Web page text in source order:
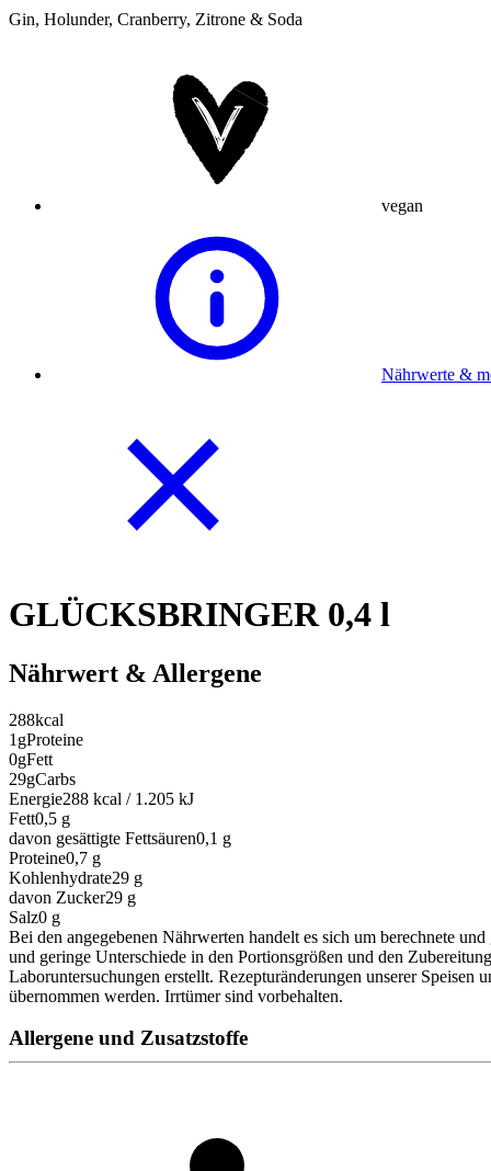
Gin, Holunder, Cranberry, Zitrone & Soda
vegan
Nährwerte &
GLÜCKSBRINGER 0,4 l
Nährwert & Allergene
288kcal
1gProteine
0gFett
29gCarbs
Energie288 kcal / 1.205 kJ
Fett0,5 g
davon gesättigte Fettsäuren0,1 g
Proteine0,7 g
Kohlenhydrate29 g
davon Zucker29 g
Salz0 g
Bei den angegebenen Nährwerten handelt es sich um berechnete
und geringe Unterschiede in den Portionsgrößen und den
Laboruntersuchungen erstellt. Rezepturänderungen unserer
übernommen werden. Irrtümer sind vorbehalten.
Allergene und Zusatzstoffe